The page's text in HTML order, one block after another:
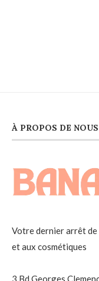
À PROPOS DE NOUS
Votre dernier arrêt de
et aux cosmétiques
3 Bd Georges